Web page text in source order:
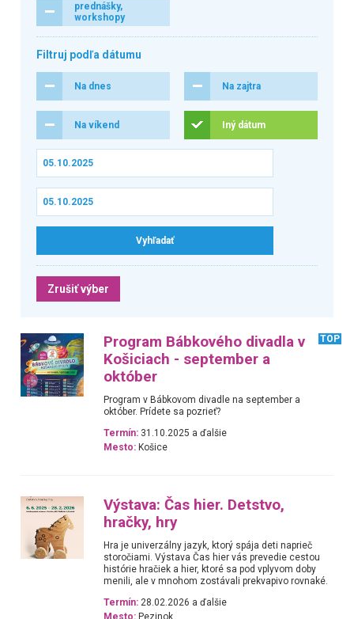
prednášky,
workshopy
Filtruj podľa dátumu
Na dnes Na zajtra
Na víkend Iný dátum
Zrušiť výber
Program Bábkového divadla v
Košiciach - september a
október
TOP
Program v Bábkovom divadle na september a
október. Prídete sa pozrieť?
Termín: 31.10.2025 a ďalšie
Mesto: Košice
Výstava: Čas hier. Detstvo,
hračky, hry
Hra je univerzálny jazyk, ktorý spája deti naprieč
storočiami. Výstava Čas hier vás prevedie cestou
histórie hračiek a hier, ktoré sa pod vplyvom doby
menili, ale v mnohom zostávali prekvapivo rovnaké.
Termín: 28.02.2026 a ďalšie
Mesto: Pezinok